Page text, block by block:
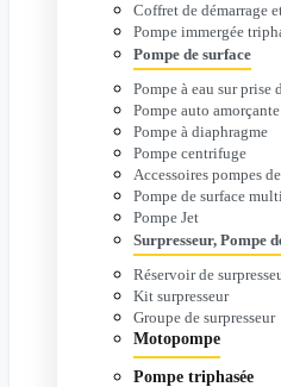
Coffret de démarrage
Pompe immergée
Pompe de surface
Pompe à eau sur prise
Pompe auto amorçante
Pompe à diaphragme
Pompe centrifuge
Accessoires pompes
Pompe de surface
Pompe Jet
Surpresseur, Pompe
Réservoir de
Kit surpresseur
Groupe de surpresseur
Motopompe
Pompe triphasée